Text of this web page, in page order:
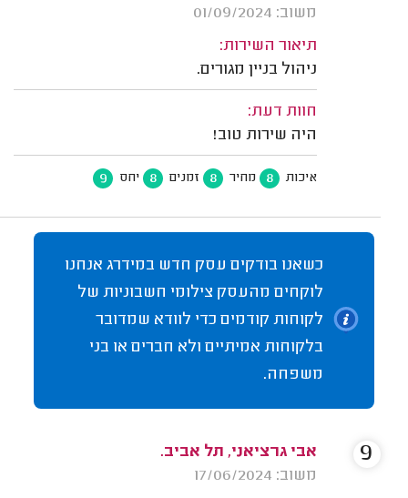
משוב: 01/09/2024
תיאור השירות:
ניהול בניין מגורים.
חוות דעת:
היה שירות טוב!
איכות 8 מחיר 8 זמנים 8 יחס 9
כשאנו בודקים עסק חדש במידרג אנחנו
לוקחים מהעסק צילומי חשבוניות של
לקוחות קודמים כדי לוודא שמדובר
בלקוחות אמיתיים ולא חברים או בני
משפחה.
אבי גרציאני, תל אביב.
משוב: 17/06/2024
9